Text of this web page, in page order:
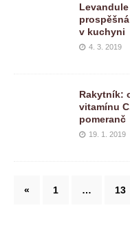
v kuchyni
4. 3. 2019
Rakytník:
vitamínu
pomeranč
19. 1. 2019
« 1 … 13